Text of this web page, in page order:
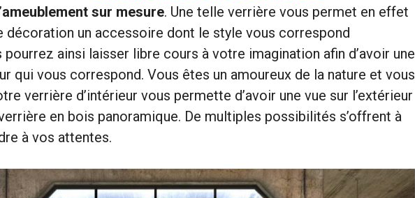
sur mesure. Une telle verrière vous permet en effet
décoration un accessoire dont le style vous correspond
ainsi laisser libre cours à votre imagination afin d’avoir une
qui vous correspond. Vous êtes un amoureux de la nature et vous
verrière d’intérieur vous permette d’avoir une vue sur l’extérieur
en bois panoramique. De multiples possibilités s’offrent à
à vos attentes.